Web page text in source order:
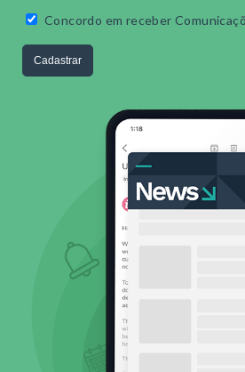
Concordo em receber